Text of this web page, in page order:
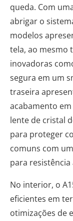
queda. Com
abrigar o
modelos
tela, ao mesmo
inovadoras
segura em um
traseira
acabamento
lente de cristal
para proteger
comuns com
para resistência
No interior, o
eficientes em
otimizações de